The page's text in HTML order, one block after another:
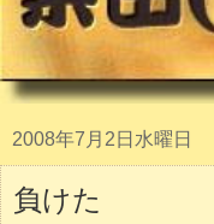
2008年7月2日水曜日
負けた